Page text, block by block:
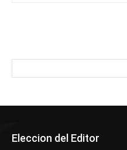
Eleccion del Editor